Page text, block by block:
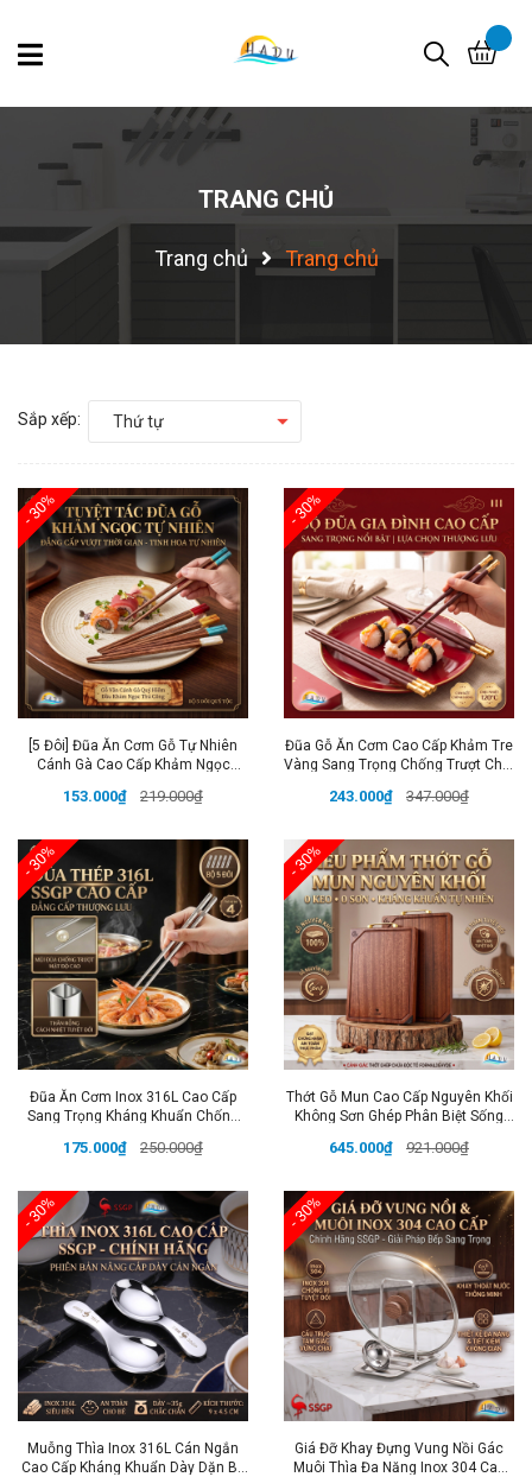
TRANG CHỦ
Trang chủ Trang chủ
Sắp xếp: Thứ tự
- 30%
[5 Đôi] Đũa Ăn Cơm Gỗ Tự Nhiên
Cánh Gà Cao Cấp Khảm Ngọc
HADU
153.000₫ 219.000₫
- 30%
Đũa Gỗ Ăn Cơm Cao Cấp Khảm Tre
Vàng Sang Trọng Chống Trượt Chịu
HADU
243.000₫ 347.000₫
- 30%
Đũa Ăn Cơm Inox 316L Cao Cấp
Sang Trọng Kháng Khuẩn Chống
175.000₫ 250.000₫
- 30%
Thớt Gỗ Mun Cao Cấp Nguyên Khối
Không Sơn Ghép Phân Biệt Sống
SSGP
645.000₫ 921.000₫
- 30%
Muỗng Thìa Inox 316L Cán Ngắn
Cao Cấp Kháng Khuẩn Dày Dặn Bo
- 30%
Giá Đỡ Khay Đựng Vung Nồi Gác
Muôi Thìa Đa Năng Inox 304 Cao